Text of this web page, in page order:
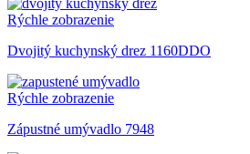
Rýchle zobrazenie
Dvojitý kuchynský drez 1160DDO
Rýchle zobrazenie
Zápustné umývadlo 7948